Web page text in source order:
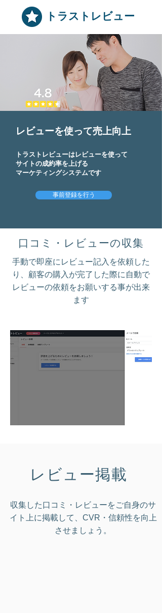
トラストレビューはレビューを使って
サイトの成約率を上げる
マーケティングシステムです
事前登録を行う
レビュー掲載
収集した口コミ・レビューをご自身のサ
イト上に掲載して、CVR・信頼性を向上
させましょう。
トラストレビュー
レビューを使って売上向上
口コミ・レビューの収集
​手動で即座にレビュー記入を依頼した
り、顧客の購入が完了した際に自動で
レビューの依頼をお願いする事が出来
ます